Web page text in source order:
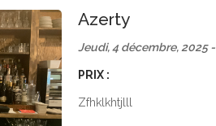
Azerty
Jeudi, 4 décembre, 2025 -
PRIX :
Zfhklkhtjlll